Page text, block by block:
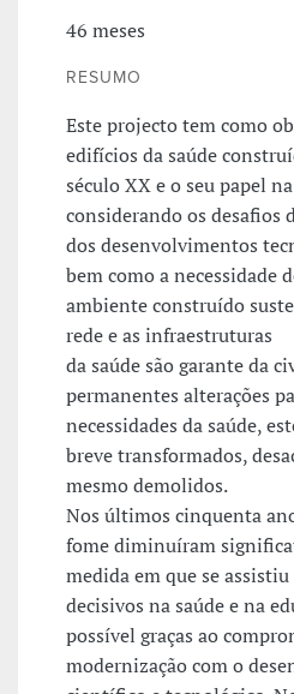
46 meses
RESUMO
Este projecto tem como
edifícios da saúde
século XX e o seu papel
considerando os desafios
dos desenvolvimentos
bem como a necessidade
ambiente construído
rede e as infraestruturas
da saúde são garante da
permanentes alterações
necessidades da saúde,
breve transformados,
mesmo demolidos.
Nos últimos cinquenta
fome diminuíram
medida em que se assistiu
decisivos na saúde e na
possível graças ao
modernização com o